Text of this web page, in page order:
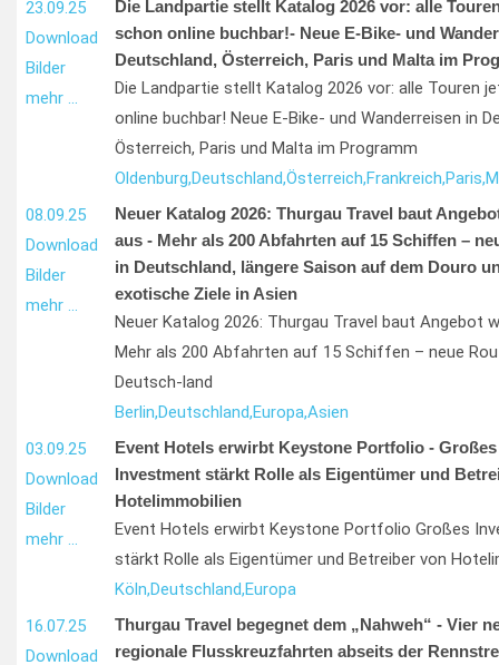
23.09.25
Download
Bilder
mehr …
Die Landpartie stellt Katalog 2026 vor: alle
schon online buchbar!- Neue E-Bike- und
Deutschland, Österreich, Paris und Malta im
Die Landpartie stellt Katalog 2026 vor: alle Touren
online buchbar! Neue E-Bike- und Wanderreisen in
Österreich, Paris und Malta im Programm
Oldenburg,Deutschland,Österreich,Frankreich,Paris,
08.09.25
Download
Bilder
mehr …
Neuer Katalog 2026: Thurgau Travel baut
aus - Mehr als 200 Abfahrten auf 15 Schiffen –
in Deutschland, längere Saison auf dem Douro
exotische Ziele in Asien
Neuer Katalog 2026: Thurgau Travel baut Angebot
Mehr als 200 Abfahrten auf 15 Schiffen – neue
Deutsch-land
Berlin,Deutschland,Europa,Asien
03.09.25
Download
Bilder
mehr …
Event Hotels erwirbt Keystone Portfolio - Großes
Investment stärkt Rolle als Eigentümer und
Hotelimmobilien
Event Hotels erwirbt Keystone Portfolio Großes
stärkt Rolle als Eigentümer und Betreiber von
Köln,Deutschland,Europa
16.07.25
Download
Thurgau Travel begegnet dem „Nahweh“ - Vier
regionale Flusskreuzfahrten abseits der